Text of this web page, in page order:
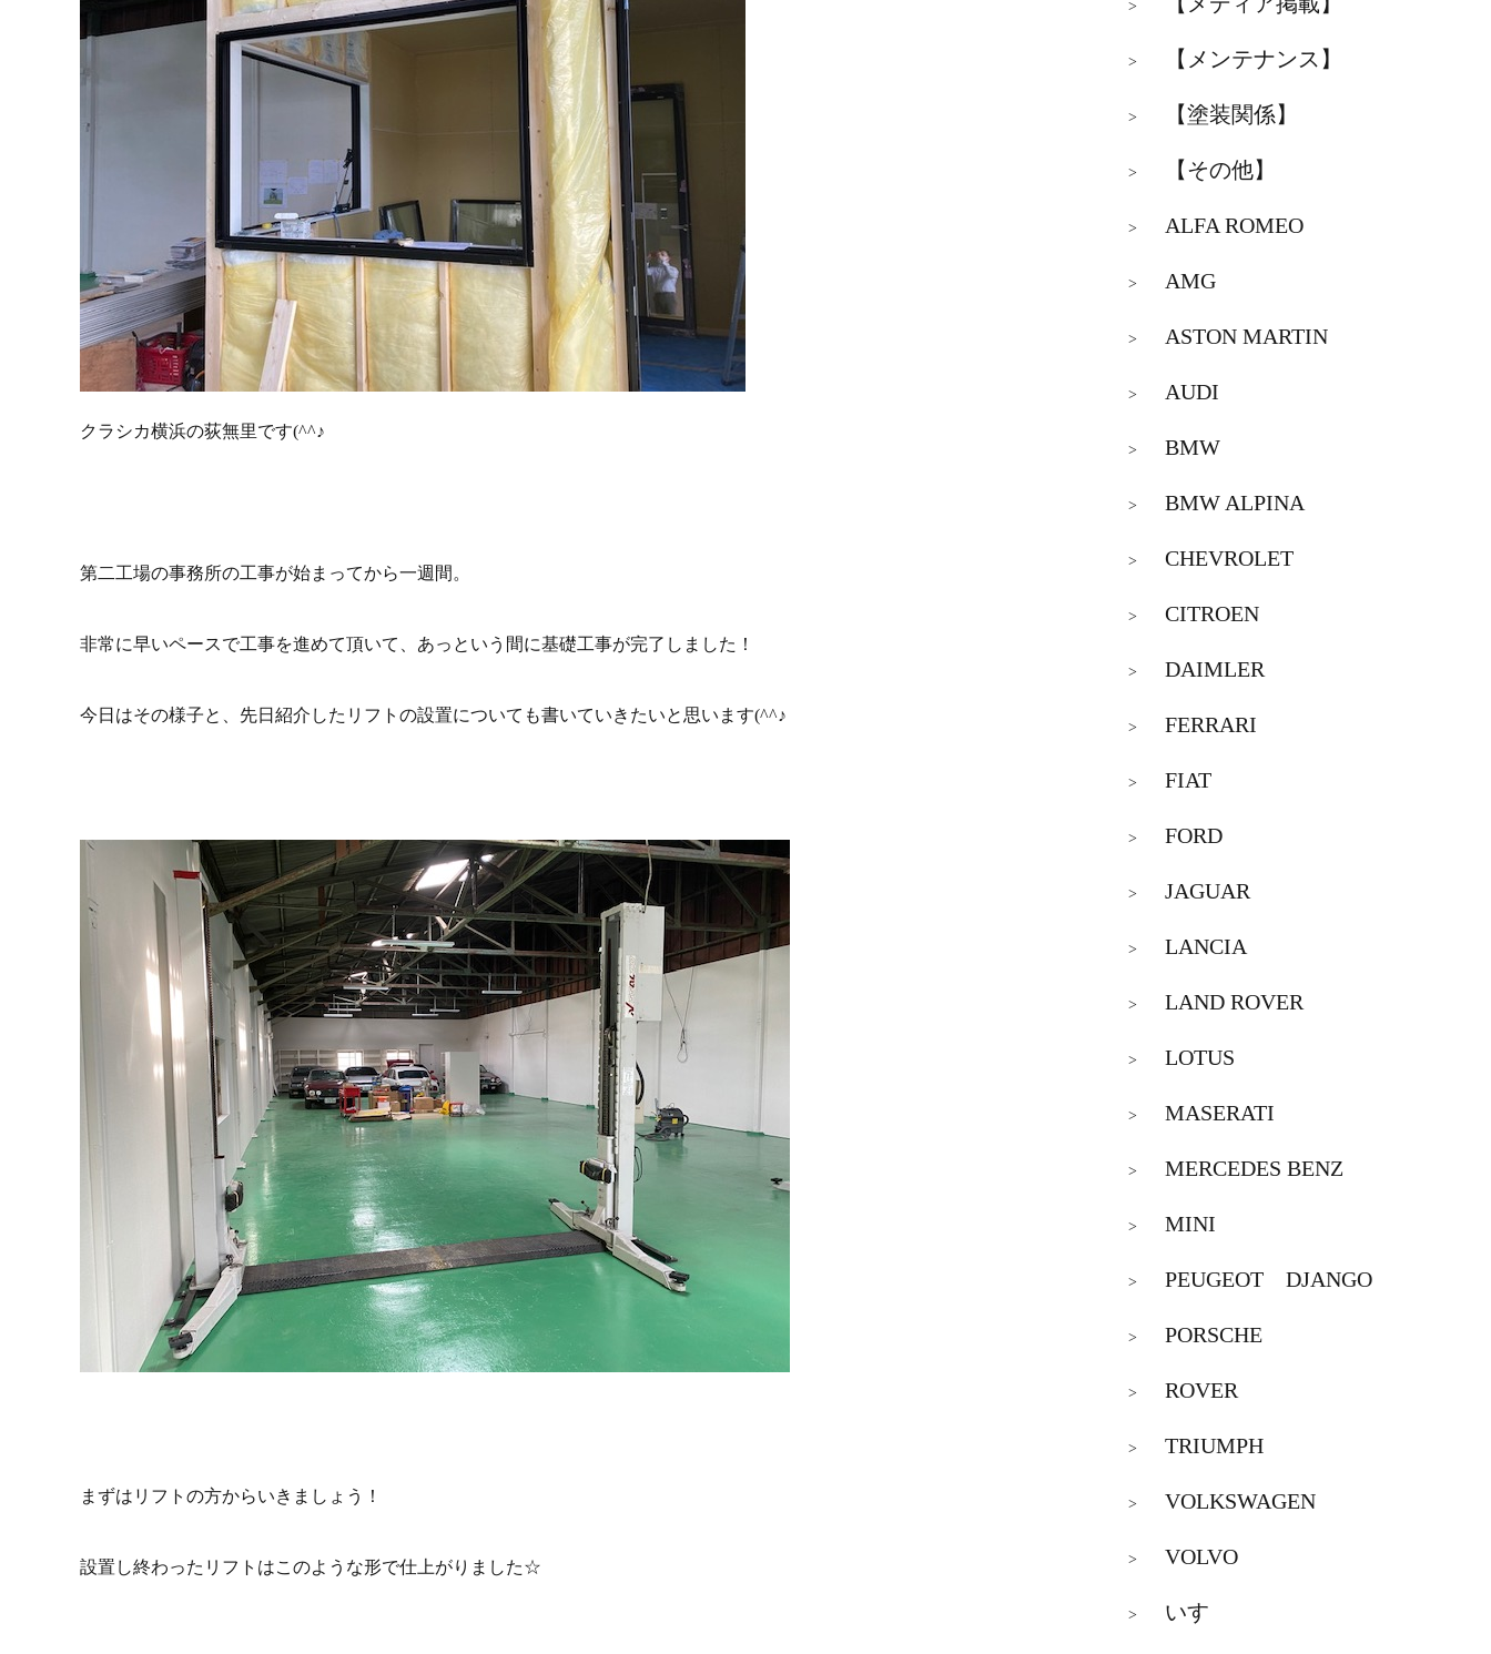
クラシカ横浜の荻無里です(^^♪
第二工場の事務所の工事が始まってから一週間。
非常に早いペースで工事を進めて頂いて、あっという間に基礎工事が完了しました！
今日はその様子と、先日紹介したリフトの設置についても書いていきたいと思います(^^♪
まずはリフトの方からいきましょう！
設置し終わったリフトはこのような形で仕上がりました☆
>
> 【メンテナンス】
> 【塗装関係】
> 【その他】
> ALFA ROMEO
> AMG
> ASTON MARTIN
> AUDI
> BMW
> BMW ALPINA
> CHEVROLET
> CITROEN
> DAIMLER
> FERRARI
> FIAT
> FORD
> JAGUAR
> LANCIA
> LAND ROVER
> LOTUS
> MASERATI
> MERCEDES BENZ
> MINI
> PEUGEOT DJANGO
> PORSCHE
> ROVER
> TRIUMPH
> VOLKSWAGEN
> VOLVO
> いすゞ